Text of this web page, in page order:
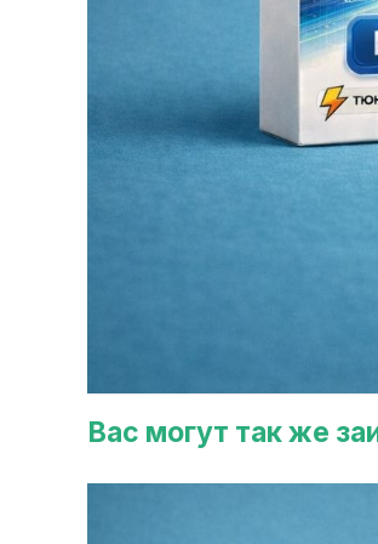
Вас могут так же